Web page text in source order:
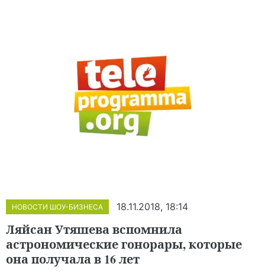
НОВОСТИ ШОУ-БИЗНЕСА 18.11.2018, 18:14
Ляйсан Утяшева вспомнила
астрономические гонорары, которые
она получала в 16 лет